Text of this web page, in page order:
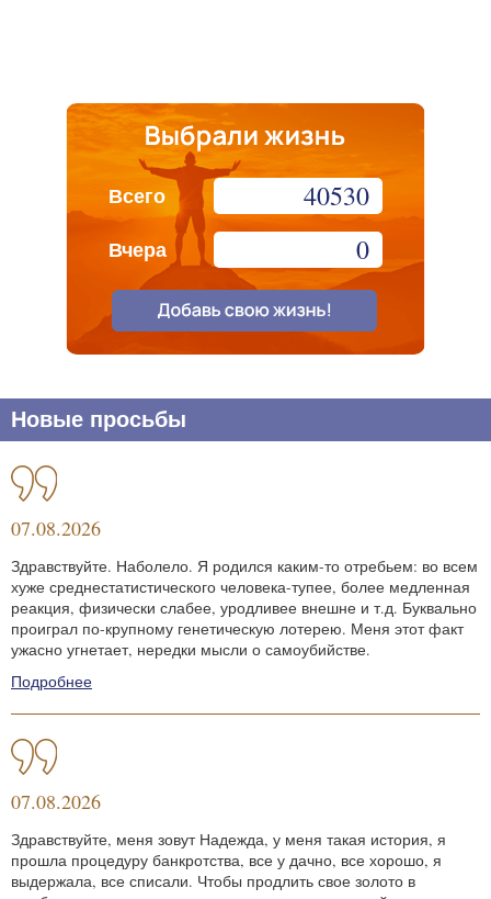
Всего 40530
Вчера 0
Новые просьбы
07.08.2026
Здравствуйте. Наболело. Я родился каким-то отребьем: во всем
хуже среднестатистического человека-тупее, более медленная
реакция, физически слабее, уродливее внешне и т.д. Буквально
проиграл по-крупному генетическую лотерею. Меня этот факт
ужасно угнетает, нередки мысли о самоубийстве.
Подробнее
07.08.2026
Здравствуйте, меня зовут Надежда, у меня такая история, я
прошла процедуру банкротства, все у дачно, все хорошо, я
выдержала, все списали. Чтобы продлить свое золото в